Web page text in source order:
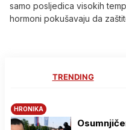
samo posljedica visokih
hormoni pokušavaju da
TRENDING
HRONIKA